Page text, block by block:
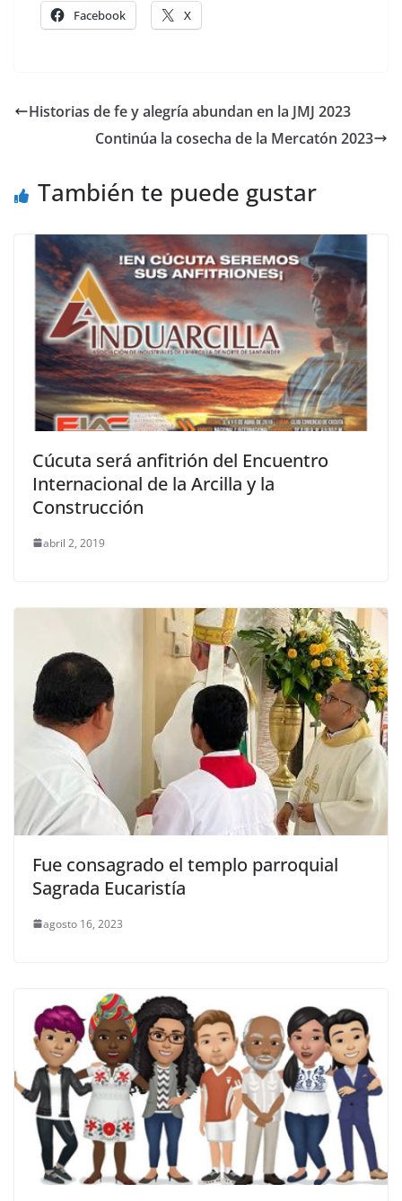
Facebook X
Historias de fe y alegría abundan en la JMJ 2023
Continúa la cosecha de la Mercatón 2023
También te puede gustar
Cúcuta será anfitrión del Encuentro
Internacional de la Arcilla y la
Construcción
abril 2, 2019
Fue consagrado el templo parroquial
Sagrada Eucaristía
agosto 16, 2023